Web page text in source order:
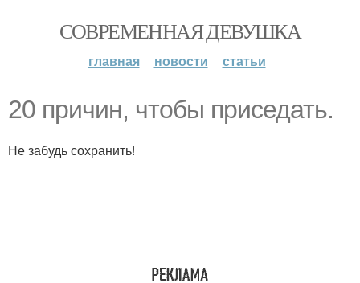
СОВРЕМЕННАЯ ДЕВУШКА
главная новости статьи
20 причин, чтобы приседать.
Не забудь сохранить!